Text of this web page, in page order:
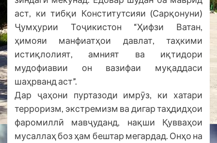
аст, ки тибқи Конститутсияи (Сарқонуни)
Ҷумҳурии Тоҷикистон “Ҳифзи Ватан,
ҳимояи манфиатҳои давлат, таҳкими
истиқлолият, амният ва иқтидори
мудофиавии он вазифаи муқаддаси
шаҳрванд аст”.
Дар ҷаҳони пуртазоди имрӯз, ки хатари
терроризм, экстремизм ва дигар таҳдидҳои
фаромиллӣ мавҷуданд, нақши Қувваҳои
мусаллаҳ боз ҳам бештар мегардад. Онҳо на